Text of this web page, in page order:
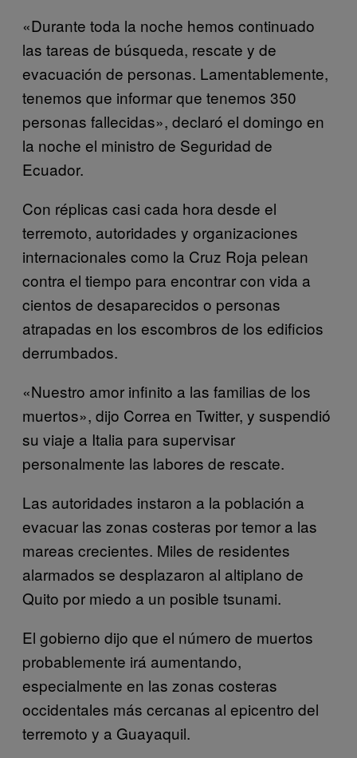
«Durante toda la noche hemos continuado
las tareas de búsqueda, rescate y de
evacuación de personas. Lamentablemente,
tenemos que informar que tenemos 350
personas fallecidas», declaró el domingo en
la noche el ministro de Seguridad de
Ecuador.
Con réplicas casi cada hora desde el
terremoto, autoridades y organizaciones
internacionales como la Cruz Roja pelean
contra el tiempo para encontrar con vida a
cientos de desaparecidos o personas
atrapadas en los escombros de los edificios
derrumbados.
«Nuestro amor infinito a las familias de los
muertos», dijo Correa en Twitter, y suspendió
su viaje a Italia para supervisar
personalmente las labores de rescate.
Las autoridades instaron a la población a
evacuar las zonas costeras por temor a las
mareas crecientes. Miles de residentes
alarmados se desplazaron al altiplano de
Quito por miedo a un posible tsunami.
El gobierno dijo que el número de muertos
probablemente irá aumentando,
especialmente en las zonas costeras
occidentales más cercanas al epicentro del
terremoto y a Guayaquil.